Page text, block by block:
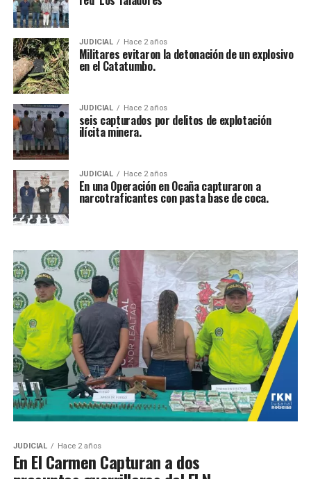
JUDICIAL Hace 2 años
Militares evitaron la detonación de un explosivo
en el Catatumbo.
JUDICIAL Hace 2 años
seis capturados por delitos de explotación
ilícita minera.
JUDICIAL Hace 2 años
En una Operación en Ocaña capturaron a
narcotraficantes con pasta base de coca.
JUDICIAL Hace 2 años
En El Carmen Capturan a dos